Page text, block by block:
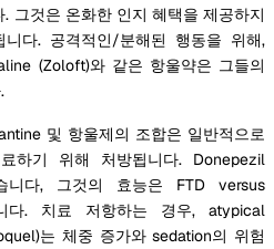
그것은 온화한 인지 혜택을 제공하지
다. 공격적인/분해된 행동을 위해,
(Zoloft)와 같은 항울약은 그들의
및 항울제의 조합은 일반적으로
하기 위해 처방됩니다. Donepezil
다, 그것의 효능은 FTD versus
다. 치료 저항하는 경우, atypical
는 체중 증가와 sedation의 위험